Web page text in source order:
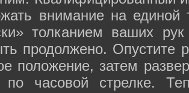
внимание на единой
толканием ваших
продолжено. Опустите
положение, затем
по часовой стрелке.